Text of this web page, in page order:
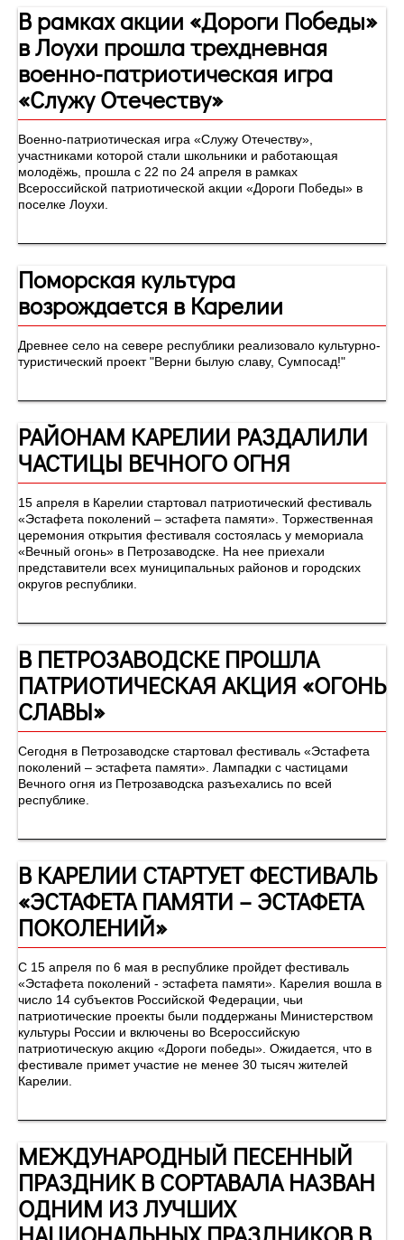
В рамках акции «Дороги Победы»
в Лоухи прошла трехдневная
военно-патриотическая игра
«Служу Отечеству»
Военно-патриотическая игра «Служу Отечеству»,
участниками которой стали школьники и работающая
молодёжь, прошла с 22 по 24 апреля в рамках
Всероссийской патриотической акции «Дороги Победы» в
поселке Лоухи.
Поморская культура
возрождается в Карелии
Древнее село на севере республики реализовало культурно-
туристический проект "Верни былую славу, Сумпосад!"
РАЙОНАМ КАРЕЛИИ РАЗДАЛИЛИ
ЧАСТИЦЫ ВЕЧНОГО ОГНЯ
15 апреля в Карелии стартовал патриотический фестиваль
«Эстафета поколений – эстафета памяти». Торжественная
церемония открытия фестиваля состоялась у мемориала
«Вечный огонь» в Петрозаводске. На нее приехали
представители всех муниципальных районов и городских
округов республики.
В ПЕТРОЗАВОДСКЕ ПРОШЛА
ПАТРИОТИЧЕСКАЯ АКЦИЯ «ОГОНЬ
СЛАВЫ»
Сегодня в Петрозаводске стартовал фестиваль «Эстафета
поколений – эстафета памяти». Лампадки с частицами
Вечного огня из Петрозаводска разъехались по всей
республике.
В КАРЕЛИИ СТАРТУЕТ ФЕСТИВАЛЬ
«ЭСТАФЕТА ПАМЯТИ – ЭСТАФЕТА
ПОКОЛЕНИЙ»
С 15 апреля по 6 мая в республике пройдет фестиваль
«Эстафета поколений - эстафета памяти». Карелия вошла в
число 14 субъектов Российской Федерации, чьи
патриотические проекты были поддержаны Министерством
культуры России и включены во Всероссийскую
патриотическую акцию «Дороги победы». Ожидается, что в
фестивале примет участие не менее 30 тысяч жителей
Карелии.
МЕЖДУНАРОДНЫЙ ПЕСЕННЫЙ
ПРАЗДНИК В СОРТАВАЛА НАЗВАН
ОДНИМ ИЗ ЛУЧШИХ